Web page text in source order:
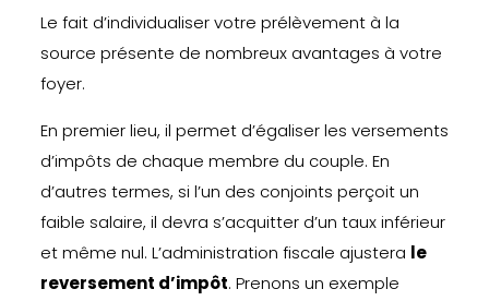
Le fait d’individualiser votre prélèvement à la
source présente de nombreux avantages à votre
foyer.
En premier lieu, il permet d’égaliser les versements
d’impôts de chaque membre du couple. En
d’autres termes, si l’un des conjoints perçoit un
faible salaire, il devra s’acquitter d’un taux inférieur
et même nul. L’administration fiscale ajustera le
reversement d’impôt. Prenons un exemple